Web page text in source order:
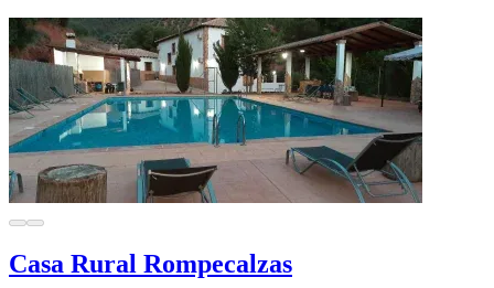
Casa Rural Rompecalzas